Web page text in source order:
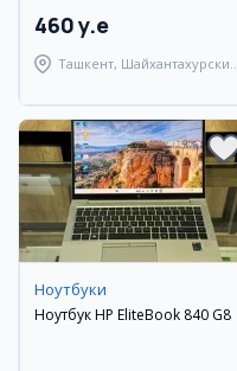
460 y.e
Ташкент, Шайхантахурский
Ноутбуки
Ноутбук HP EliteBook 840 G8